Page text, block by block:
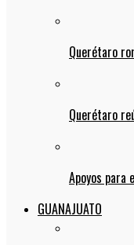
Querétaro
Querétaro
Apoyos para
GUANAJUATO